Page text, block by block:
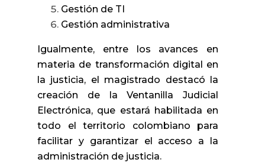
Gestión de TI
Gestión administrativa
Igualmente, entre los avances en
materia de transformación digital en
la justicia, el magistrado destacó la
creación de la Ventanilla Judicial
Electrónica, que estará habilitada en
todo el territorio colombiano para
facilitar y garantizar el acceso a la
administración de justicia.